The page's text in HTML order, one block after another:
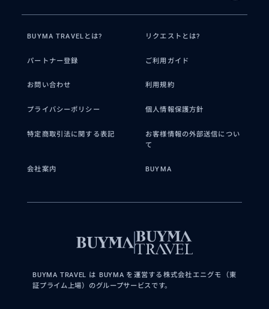
得意なジャンル / 分野
◼️ 静けさと絶景を知り尽くしたご案内 人
混みを避けた穴場ビーチ、 地元だけが知
ート設計。 ガイドブッ...
40代 2026/6/17
到着初日の空港からホテルまで利用させ
て頂きました。 最初は送迎のみの予定で
日本語ガイド＋専用車でのご案内
す。
【PREMIUM PLAN】
現地でのお支払いは一切不要。
回数無制限でサポートします。
◼️ ご提供内容
✔ TESLA または VW Multivan での専用車移動
「どう過ごすか」を大切にしたい方へ。
さい。
BUYMA TRAVELとは? リクエストとは?
パートナー登録 ご利用ガイド
お問い合わせ 利用規約
プライバシーポリシー 個人情報保護方針
特定商取引法に関する表記
お客様情報の外部送信につい
て
会社案内 BUYMA
BUYMA TRAVEL は BUYMA を運営する株式会社エニグモ（東
証プライム上場）のグループサービスです。